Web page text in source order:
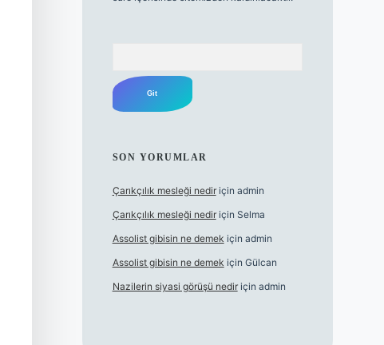
SON YORUMLAR
Çarıkçılık mesleği nediriçin admin
Çarıkçılık mesleği nediriçin Selma
Assolist gibisin ne demek için admin
Assolist gibisin ne demek için Gülcan
Nazilerin siyasi görüşü nediriçin admin